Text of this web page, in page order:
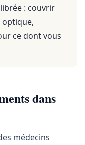
: couvrir
ce dont vous
dans
médecins